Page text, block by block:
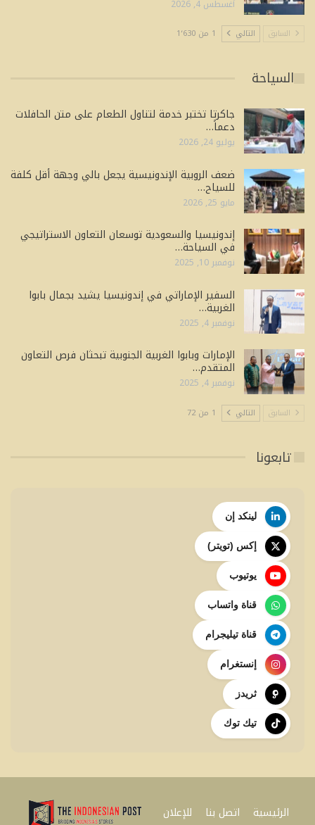
أغسطس 4, 2026
السابق التالي 1 من 1٬630
السياحة
جاكرتا تختبر خدمة لتناول الطعام على متن الحافلات
دعماً…
يوليو 24, 2026
ضعف الروبية الإندونيسية يجعل بالي وجهة أقل كلفة
للسياح…
مايو 25, 2026
إندونيسيا والسعودية توسعان التعاون الاستراتيجي
في السياحة…
نوفمبر 10, 2025
السفير الإماراتي في إندونيسيا يشيد بجمال بابوا
الغربية…
نوفمبر 4, 2025
الإمارات وبابوا الغربية الجنوبية تبحثان فرص التعاون
المتقدم…
نوفمبر 4, 2025
السابق التالي 1 من 72
تابعونا
لينكد إن
إكس (تويتر)
يوتيوب
قناة واتساب
قناة تيليجرام
إنستغرام
ثريدز
تيك توك
الرئيسية اتصل بنا للإعلان